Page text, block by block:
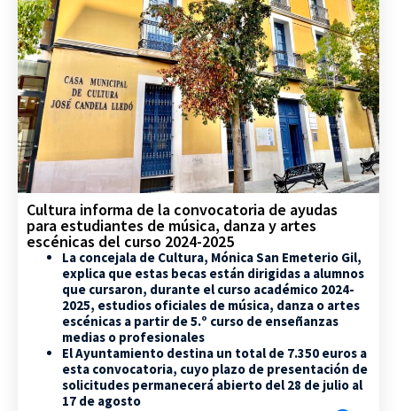
Cultura informa de la convocatoria de ayudas
para estudiantes de música, danza y artes
escénicas del curso 2024-2025
La concejala de Cultura, Mónica San Emeterio Gil,
explica que estas becas están dirigidas a alumnos
que cursaron, durante el curso académico 2024-
2025, estudios oficiales de música, danza o artes
escénicas a partir de 5.º curso de enseñanzas
medias o profesionales
El Ayuntamiento destina un total de 7.350 euros a
esta convocatoria, cuyo plazo de presentación de
solicitudes permanecerá abierto del 28 de julio al
17 de agosto